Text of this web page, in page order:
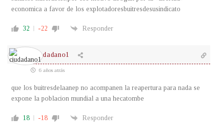
economica a favor de los explotadoresbuitresdesusindicato
32 -22 Responder
ciudadano1
6 años atrás
que los buitresdelaanep no acompanen la reapertura para nada se
expone la poblacion mundial a una hecatombe
18 -18 Responder